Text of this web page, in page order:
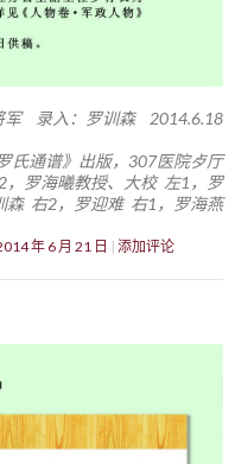
军 录入：罗训森 2014.6.18
氏通谱》出版，307医院歺厅
罗海曦教授、大校 左1，罗
森 右2，罗迎难 右1，罗海燕
年 6 月 21 日 添加评论